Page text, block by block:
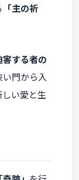
「主の祈
害する者の
い門から入
い愛と生